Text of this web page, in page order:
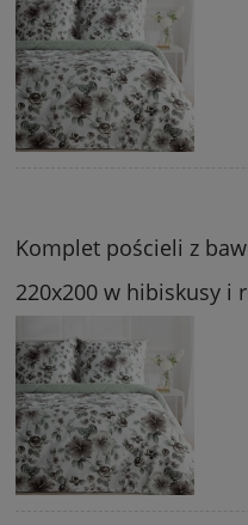
Komplet pościeli z
220x200 w hibiskusy i